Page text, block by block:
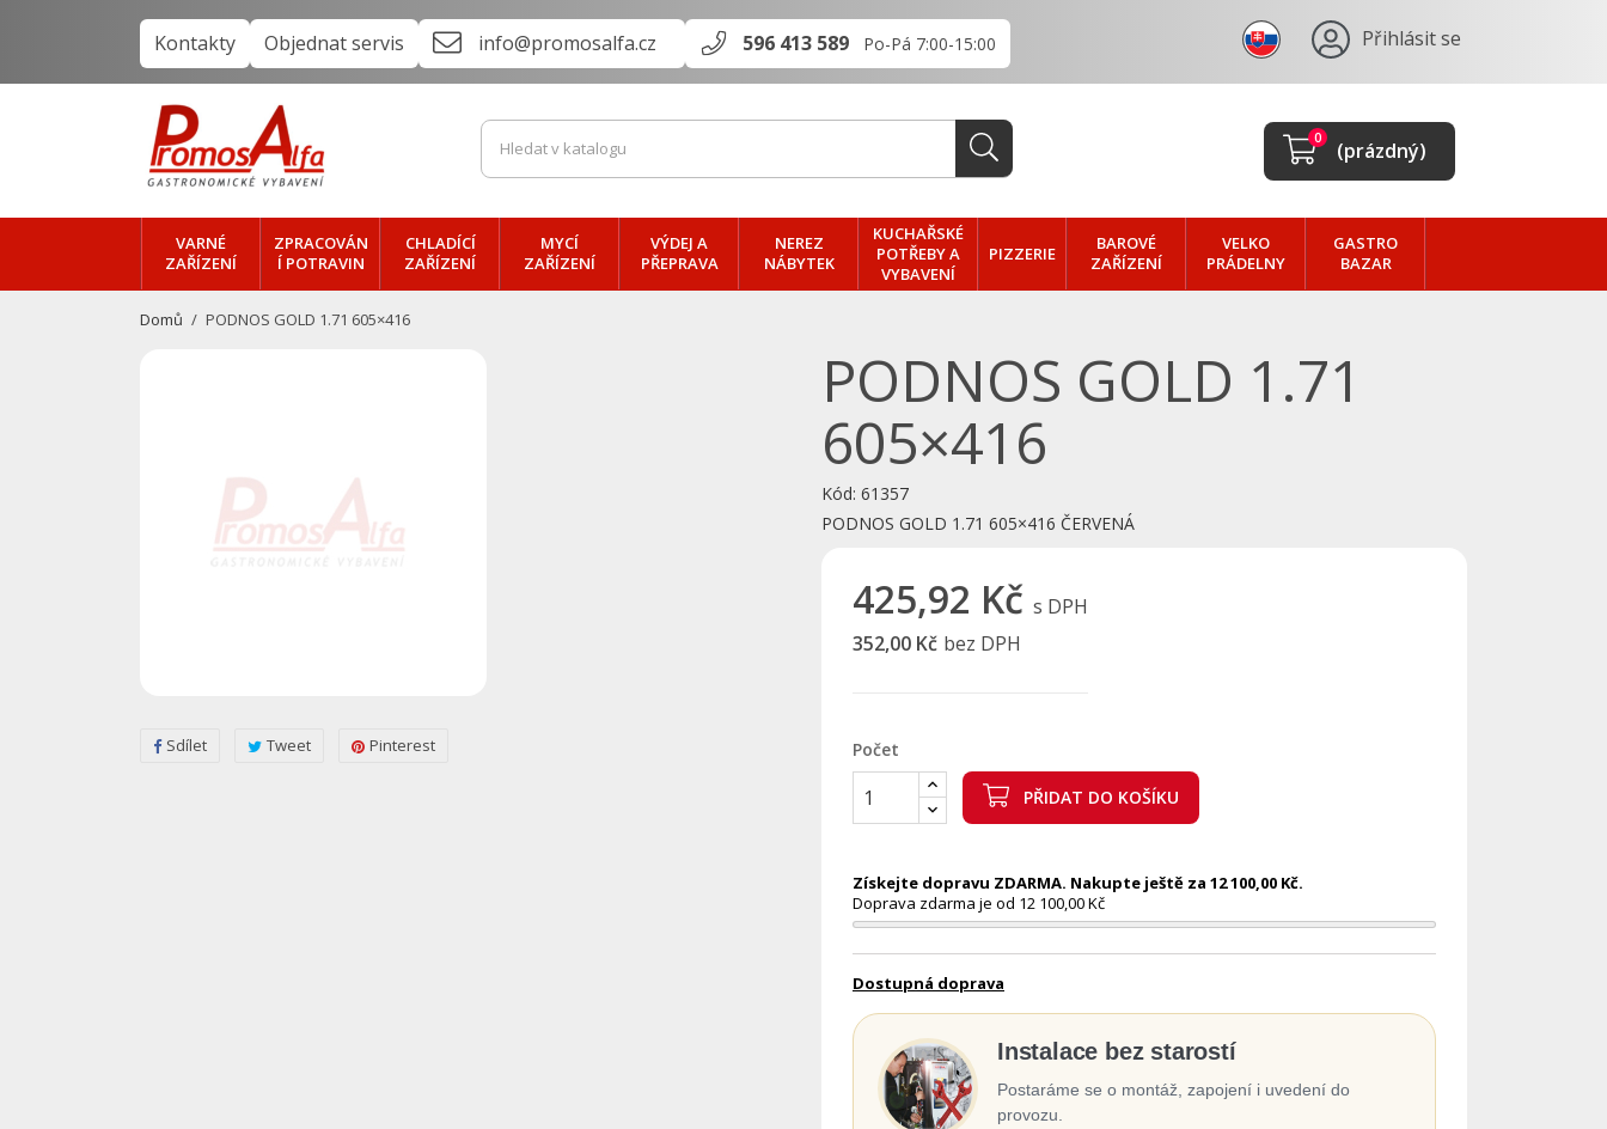
Kontakty Objednat servis info@promosalfa.cz 596 413 589 Po-Pá 7:00-15:00 Přihlásit se
(prázdný)
0
VARNÉ
ZAŘÍZENÍ
ZPRACOVÁN
Í POTRAVIN
CHLADÍCÍ
ZAŘÍZENÍ
MYCÍ
ZAŘÍZENÍ
VÝDEJ A
PŘEPRAVA
NEREZ
NÁBYTEK
KUCHAŘSKÉ
POTŘEBY A
VYBAVENÍ
PIZZERIE
BAROVÉ
ZAŘÍZENÍ
VELKO
PRÁDELNY
GASTRO
BAZAR
Domů PODNOS GOLD 1.71 605×416
Sdílet Tweet Pinterest
PODNOS GOLD 1.71
605×416
Kód: 61357
PODNOS GOLD 1.71 605×416 ČERVENÁ
425,92 Kč s DPH
352,00 Kč bez DPH
Počet
PŘIDAT DO KOŠÍKU
Získejte dopravu ZDARMA. Nakupte ještě za 12 100,00 Kč.
Doprava zdarma je od 12 100,00 Kč
Dostupná doprava
Instalace bez starostí
Postaráme se o montáž, zapojení i uvedení do
provozu.